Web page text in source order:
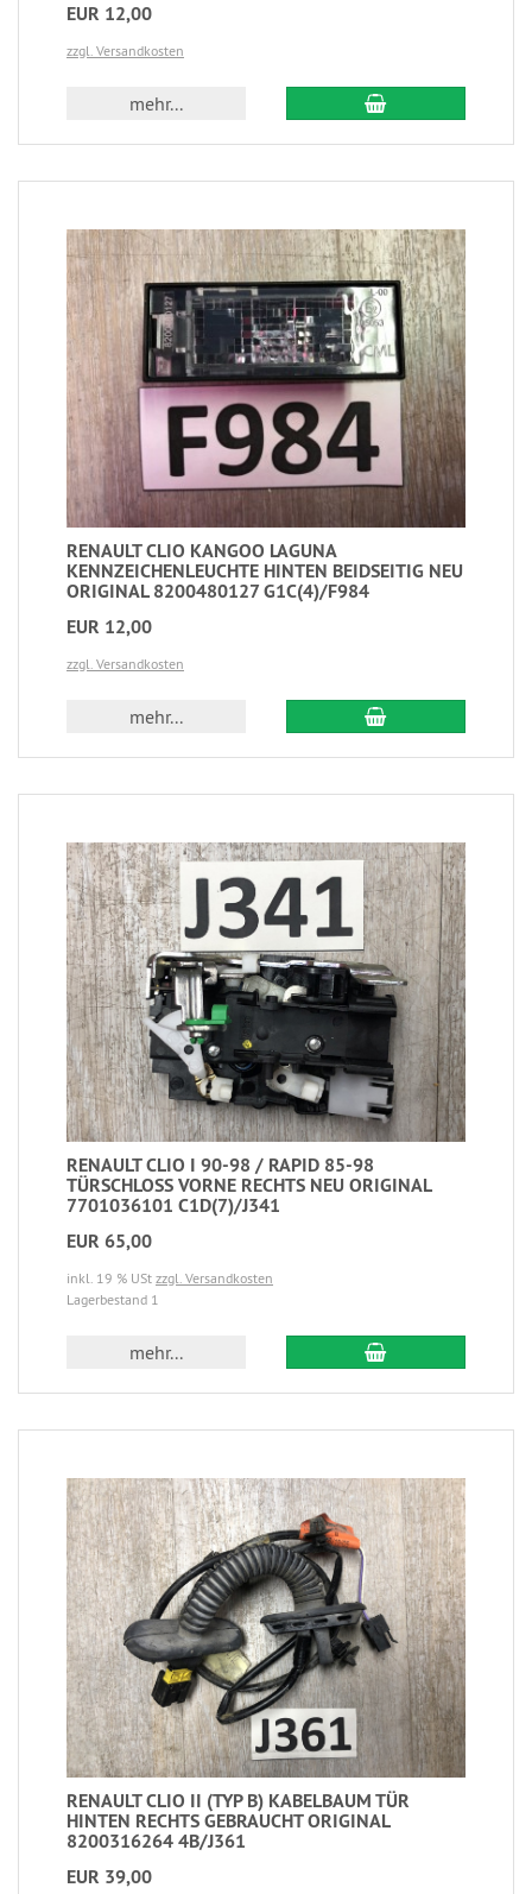
EUR 12,00
zzgl. Versandkosten
mehr...
RENAULT CLIO KANGOO LAGUNA
KENNZEICHENLEUCHTE HINTEN BEIDSEITIG NEU
ORIGINAL 8200480127 G1C(4)/F984
EUR 12,00
zzgl. Versandkosten
mehr...
RENAULT CLIO I 90-98 / RAPID 85-98
TÜRSCHLOSS VORNE RECHTS NEU ORIGINAL
7701036101 C1D(7)/J341
EUR 65,00
inkl. 19 % USt zzgl. Versandkosten
Lagerbestand 1
mehr...
RENAULT CLIO II (TYP B) KABELBAUM TÜR
HINTEN RECHTS GEBRAUCHT ORIGINAL
8200316264 4B/J361
EUR 39,00